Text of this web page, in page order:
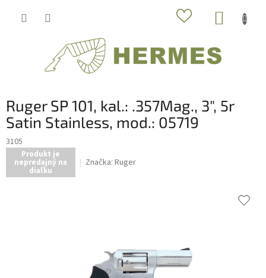
Ruger SP 101, kal.: .357Mag., 3", 5r
Satin Stainless, mod.: 05719
3105
Produkt je
nepredajný na
diaľku
Značka: Ruger